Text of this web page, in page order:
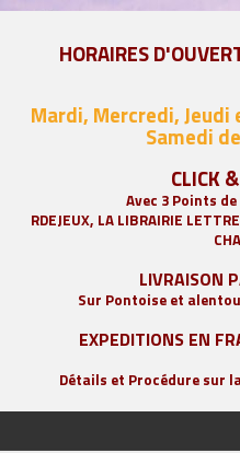
HORAIRES
Mardi, Mercredi, Jeudi
Samedi
CLICK
Avec 3 Points
RDEJEUX, LA LIBRAIRIE
LIVRAISON
Sur Pontoise et
EXPEDITIONS EN
Détails et Procédure sur